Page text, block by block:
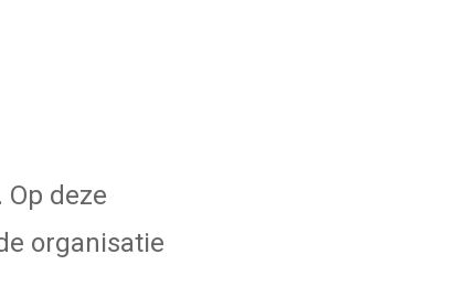
deze
organisatie